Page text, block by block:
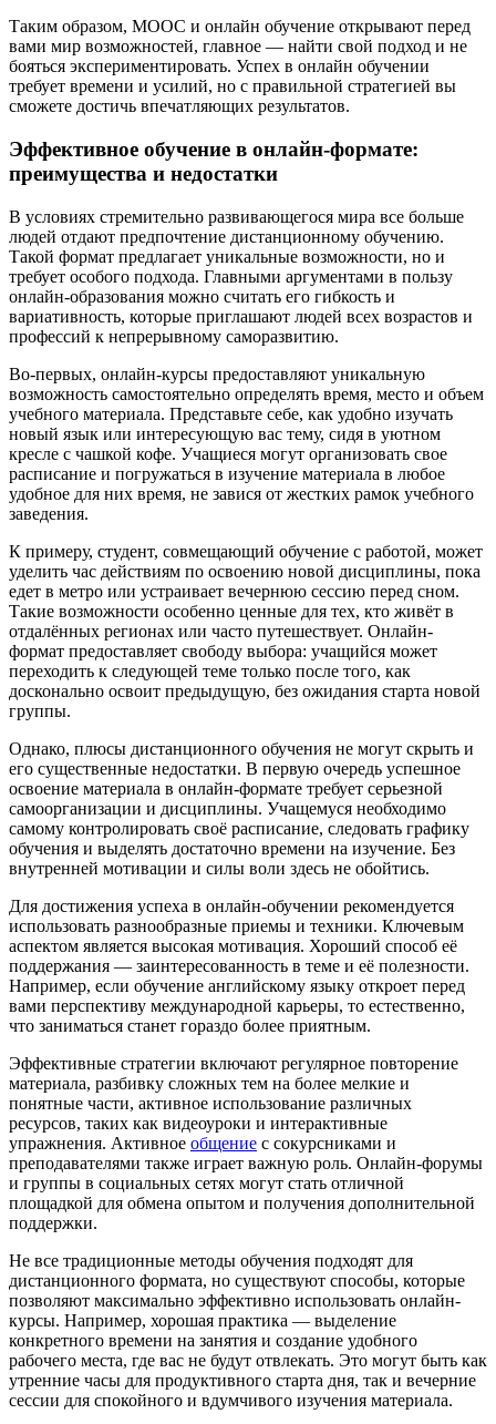
Таким образом, MOOC и онлайн обучение открывают перед
вами мир возможностей, главное — найти свой подход и не
бояться экспериментировать. Успех в онлайн обучении
требует времени и усилий, но с правильной стратегией вы
сможете достичь впечатляющих результатов.
Эффективное обучение в онлайн-формате:
преимущества и недостатки
В условиях стремительно развивающегося мира все больше
людей отдают предпочтение дистанционному обучению.
Такой формат предлагает уникальные возможности, но и
требует особого подхода. Главными аргументами в пользу
онлайн-образования можно считать его гибкость и
вариативность, которые приглашают людей всех возрастов и
профессий к непрерывному саморазвитию.
Во-первых, онлайн-курсы предоставляют уникальную
возможность самостоятельно определять время, место и объем
учебного материала. Представьте себе, как удобно изучать
новый язык или интересующую вас тему, сидя в уютном
кресле с чашкой кофе. Учащиеся могут организовать свое
расписание и погружаться в изучение материала в любое
удобное для них время, не завися от жестких рамок учебного
заведения.
К примеру, студент, совмещающий обучение с работой, может
уделить час действиям по освоению новой дисциплины, пока
едет в метро или устраивает вечернюю сессию перед сном.
Такие возможности особенно ценные для тех, кто живёт в
отдалённых регионах или часто путешествует. Онлайн-
формат предоставляет свободу выбора: учащийся может
переходить к следующей теме только после того, как
досконально освоит предыдущую, без ожидания старта новой
группы.
Однако, плюсы дистанционного обучения не могут скрыть и
его существенные недостатки. В первую очередь успешное
освоение материала в онлайн-формате требует серьезной
самоорганизации и дисциплины. Учащемуся необходимо
самому контролировать своё расписание, следовать графику
обучения и выделять достаточно времени на изучение. Без
внутренней мотивации и силы воли здесь не обойтись.
Для достижения успеха в онлайн-обучении рекомендуется
использовать разнообразные приемы и техники. Ключевым
аспектом является высокая мотивация. Хороший способ её
поддержания — заинтересованность в теме и её полезности.
Например, если обучение английскому языку откроет перед
вами перспективу международной карьеры, то естественно,
что заниматься станет гораздо более приятным.
Эффективные стратегии включают регулярное повторение
материала, разбивку сложных тем на более мелкие и
понятные части, активное использование различных
ресурсов, таких как видеоуроки и интерактивные
упражнения. Активное общение с сокурсниками и
преподавателями также играет важную роль. Онлайн-форумы
и группы в социальных сетях могут стать отличной
площадкой для обмена опытом и получения дополнительной
поддержки.
Не все традиционные методы обучения подходят для
дистанционного формата, но существуют способы, которые
позволяют максимально эффективно использовать онлайн-
курсы. Например, хорошая практика — выделение
конкретного времени на занятия и создание удобного
рабочего места, где вас не будут отвлекать. Это могут быть как
утренние часы для продуктивного старта дня, так и вечерние
сессии для спокойного и вдумчивого изучения материала.